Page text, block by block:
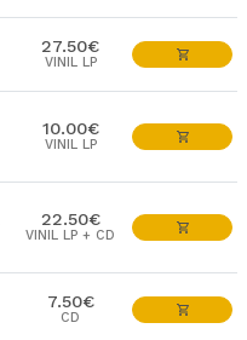
27.50€
VINIL LP
10.00€
VINIL LP
22.50€
VINIL LP + CD
7.50€
CD